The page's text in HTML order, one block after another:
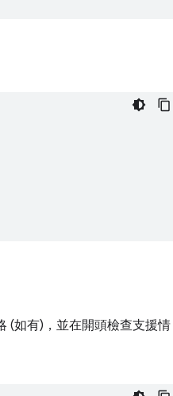
(如有)，並在開頭檢查支援情